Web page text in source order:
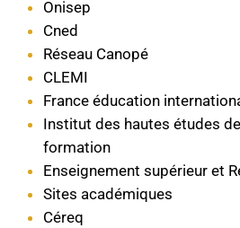
Onisep
Cned
Réseau Canopé
CLEMI
France éducation
Institut des hautes études
formation
Enseignement supérieur et
Sites académiques
Céreq